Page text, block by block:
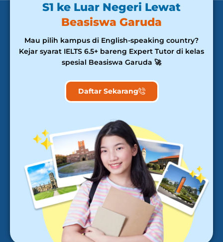
S1 ke Luar Negeri Lewat
Beasiswa Garuda
Mau pilih kampus di English-speaking country?
Kejar syarat IELTS 6.5+ bareng Expert Tutor di kelas
spesial Beasiswa Garuda 🚀
Daftar Sekarang